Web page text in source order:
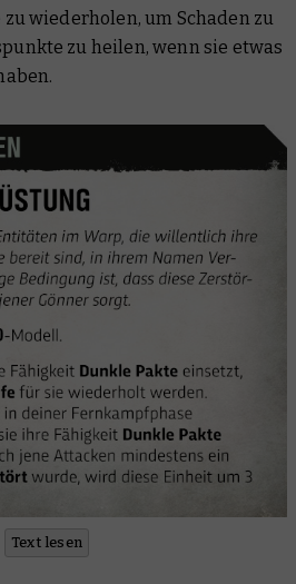
wiederholen, um Schaden zu
zu heilen, wenn sie etwas
Text lesen